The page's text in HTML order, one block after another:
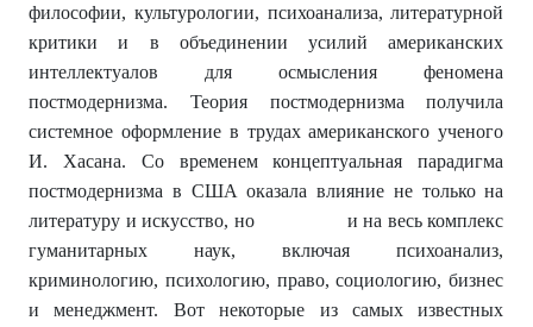
философии, культурологии, психоанализа, литературной
критики и в объединении усилий американских
интеллектуалов для осмысления феномена
постмодернизма. Теория постмодернизма получила
системное оформление в трудах американского ученого
И. Хасана. Со временем концептуальная парадигма
постмодернизма в США оказала влияние не только на
литературу и искусство, но и на весь комплекс
гуманитарных наук, включая психоанализ,
криминологию, психологию, право, социологию, бизнес
и менеджмент. Вот некоторые из самых известных